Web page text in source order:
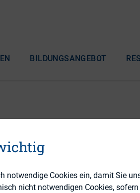
BILDUNGSANGEBOT
zum
Guideliness
notwendige Cookies ein, damit Sie
nicht notwendigen Cookies,